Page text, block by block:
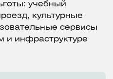
учебный
культурные
сервисы
и инфраструктуре